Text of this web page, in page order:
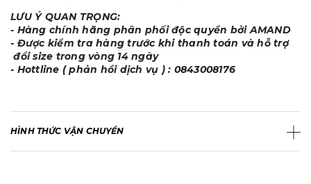
LƯU Ý QUAN TRỌNG:
- Hàng chính hãng phân phối độc quyền bởi AMAND
- Được kiểm tra hàng trước khi thanh toán và hỗ trợ
đổi size trong vòng 14 ngày
- Hottline ( phản hồi dịch vụ ) : 0843008176
HÌNH THỨC VẬN CHUYỂN